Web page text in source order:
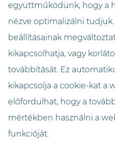
Szélesség (méter)
1,69
Magasság (méter)
2,65
Szín
Enzianblau
együttműködünk, hogy a
nézve optimalizálni
beállításainak
kikapcsolhatja, vagy
továbbítását. Ez
kikapcsolja a cookie-kat a
előfordulhat, hogy a
mértékben használni a
funkcióját.